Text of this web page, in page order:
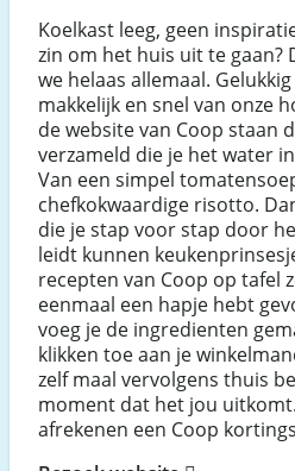
Koelkast leeg, geen
zin om het huis uit te gaan?
we helaas allemaal.
makkelijk en snel van onze
de website van Coop staan
verzameld die je het water
Van een simpel
chefkokwaardige risotto.
die je stap voor stap door
leidt kunnen
recepten van Coop op tafel
eenmaal een hapje hebt
voeg je de ingredienten
klikken toe aan je
zelf maal vervolgens thuis
moment dat het jou
afrekenen een Coop